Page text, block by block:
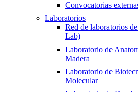
Convocatorias
Laboratorios
Red de laboratorios
Lab)
Laboratorio de
Madera
Laboratorio de
Molecular